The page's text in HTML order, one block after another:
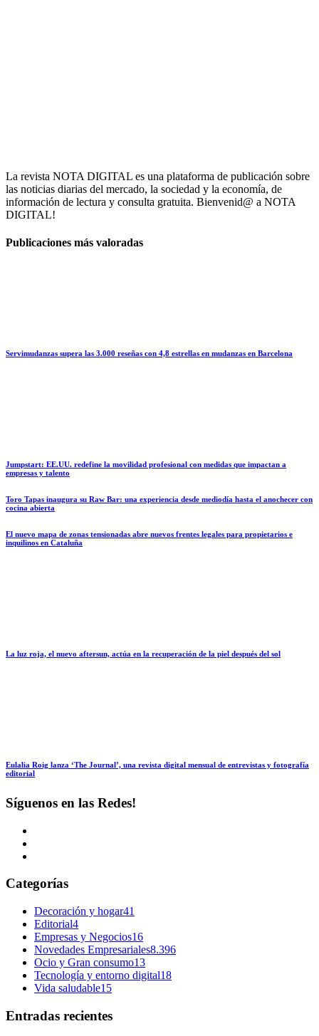
La revista NOTA DIGITAL es una plataforma de publicación sobre
las noticias diarias del mercado, la sociedad y la economía, de
información de lectura y consulta gratuita. Bienvenid@ a NOTA
DIGITAL!
Publicaciones más valoradas
Servimudanzas supera las 3.000 reseñas con 4,8 estrellas en mudanzas en Barcelona
Jumpstart: EE.UU. redefine la movilidad profesional con medidas que impactan a
empresas y talento
Toro Tapas inaugura su Raw Bar: una experiencia desde mediodía hasta el anochecer con
cocina abierta
El nuevo mapa de zonas tensionadas abre nuevos frentes legales para propietarios e
inquilinos en Cataluña
La luz roja, el nuevo aftersun, actúa en la recuperación de la piel después del sol
Eulalia Roig lanza ‘The Journal’, una revista digital mensual de entrevistas y fotografía
editorial
Síguenos en las Redes!
Categorías
Decoración y hogar41
Editorial4
Empresas y Negocios16
Novedades Empresariales8.396
Ocio y Gran consumo13
Tecnología y entorno digital18
Vida saludable15
Entradas recientes